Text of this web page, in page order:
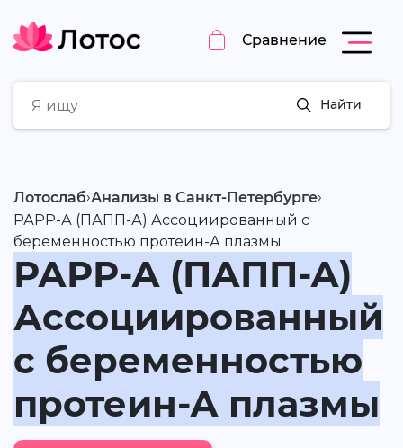
Сравнение
Найти
Лотослаб›Анализы в Санкт-Петербурге›
РАРР-А (ПАПП-А) Ассоциированный с
беременностью протеин-А плазмы
РАРР-А (ПАПП-А)
Ассоциированный
с беременностью
протеин-А плазмы